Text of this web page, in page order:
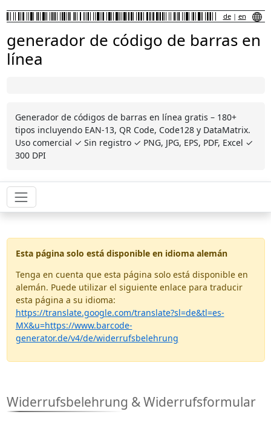
de| en
generador de código de barras en
línea
Generador de códigos de barras en línea gratis – 180+
tipos incluyendo EAN-13, QR Code, Code128 y DataMatrix.
Uso comercial ✓ Sin registro ✓ PNG, JPG, EPS, PDF, Excel ✓
300 DPI
Esta página solo está disponible en idioma alemán
Tenga en cuenta que esta página solo está disponible en
alemán. Puede utilizar el siguiente enlace para traducir
esta página a su idioma:
https://translate.google.com/translate?sl=de&tl=es-
MX&u=https://www.barcode-
generator.de/v4/de/widerrufsbelehrung
Widerrufsbelehrung & Widerrufsformular